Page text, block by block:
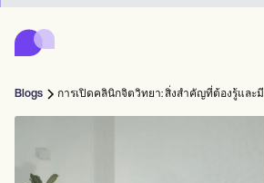
Carepatron
Product
การจัดตารางเวลา
บันทึกสุขภาพ
การเรียกเก็บเงิน
การแจ้งเตือน
เชื่อมต่อ
Blogs การเปิดคลินิกจิตวิทยา: สิ่งสำคัญที่ต้องรู้และมี